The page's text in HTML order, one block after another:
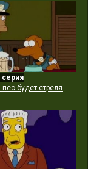
серия
Стой, или мой пёс будет стрелять!